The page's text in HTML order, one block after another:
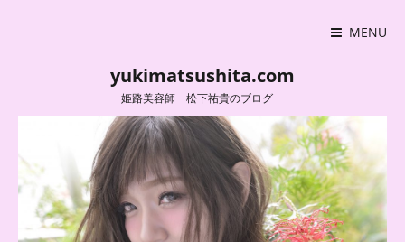
MENU
yukimatsushita.com
姫路美容師 松下祐貴のブログ